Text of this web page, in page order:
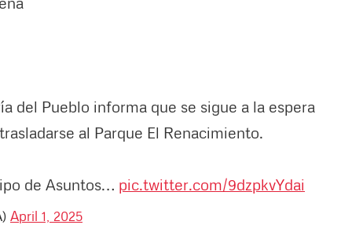
del Pueblo informa que se sigue a la espera
al Parque El Renacimiento.
de Asuntos… pic.twitter.com/9dzpkvYdai
April 1, 2025